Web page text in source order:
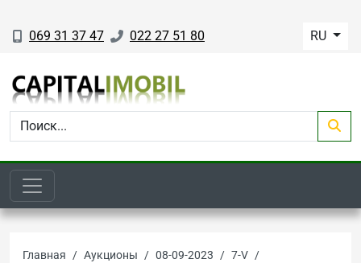
069 31 37 47 022 27 51 80 RU
Главная Аукционы 08-09-2023 7-V